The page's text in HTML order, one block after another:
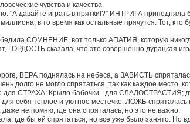
чувства и качества.
давайте играть в прятки!?" ИНТРИГА
в то время как остальные прячутся. Тот,
СОМНЕНИЕ, вот только АПАТИЯ, которую никогда
ГОРДОСТЬ сказала, что это совершенно дурацкая
ВЕРА поднялась на небеса, а ЗАВИСТЬ
долго не могло спрятаться, так как каждое место,
для СТРАХА; Крыло бабочки - для СЛАДОСТРАСТИЯ;
себя теплое и уютное местечко. ЛОЖЬ спряталась
не помню, где она спряталась, но это не важно.
бы ей спрятаться, но все уже было занято. Но